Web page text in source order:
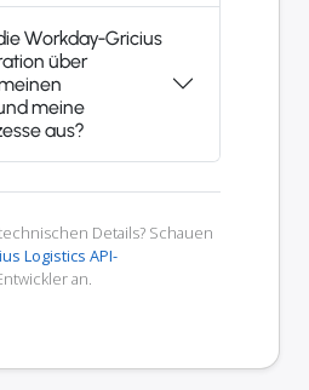
Workday-Gricius
über
meine
aus?
Details? Schauen
Logistics API-
an.